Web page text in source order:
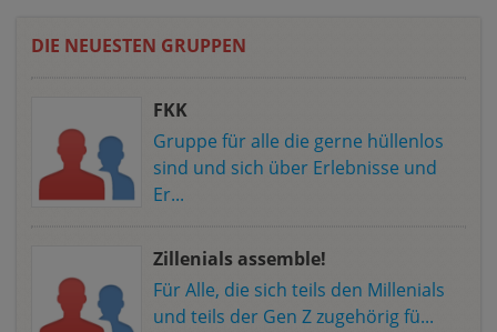
DIE NEUESTEN GRUPPEN
FKK
Gruppe für alle die gerne hüllenlos
sind und sich über Erlebnisse und
Er...
Zillenials assemble!
Für Alle, die sich teils den Millenials
und teils der Gen Z zugehörig fü...